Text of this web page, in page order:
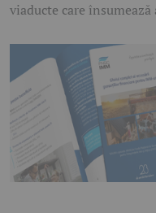
viaducte care